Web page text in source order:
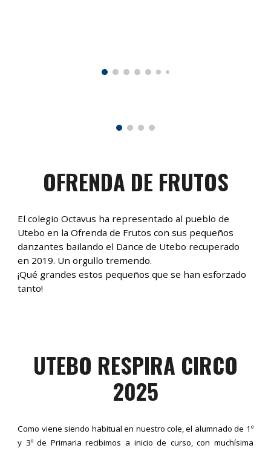
OFRENDA DE FRUTOS
El colegio Octavus ha representado al pueblo de
Utebo en la Ofrenda de Frutos con sus pequeños
danzantes bailando el Dance de Utebo recuperado
en 2019. Un orgullo tremendo.
¡Qué grandes estos pequeños que se han esforzado
tanto!
UTEBO RESPIRA CIRCO
2025
Como viene siendo habitual en nuestro cole, el alumnado de 1º
y 3º de Primaria recibimos a inicio de curso, con muchísima